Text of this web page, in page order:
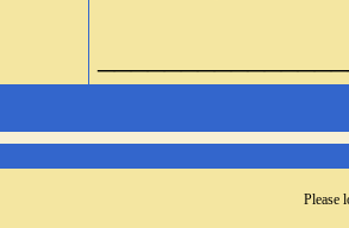
Please